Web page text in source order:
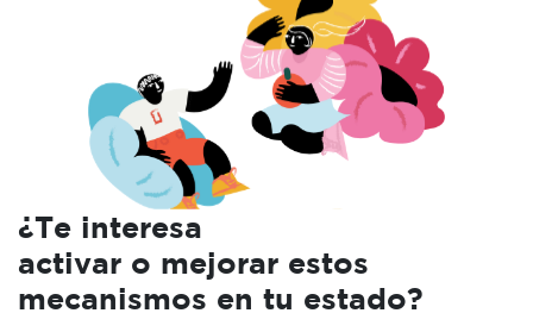
¿Te interesa
activar o mejorar estos
mecanismos en tu estado?